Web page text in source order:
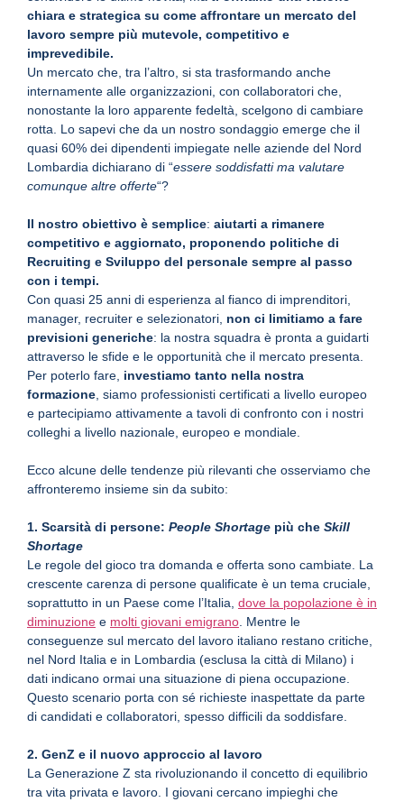
chiara e strategica su come affrontare un mercato del
lavoro sempre più mutevole, competitivo e
imprevedibile.
Un mercato che, tra l’altro, si sta trasformando anche
internamente alle organizzazioni, con collaboratori che,
nonostante la loro apparente fedeltà, scelgono di cambiare
rotta. Lo sapevi che da un nostro sondaggio emerge che il
quasi 60% dei dipendenti impiegate nelle aziende del Nord
Lombardia dichiarano di “essere soddisfatti ma valutare
comunque altre offerte“?
Il nostro obiettivo è semplice: aiutarti a rimanere
competitivo e aggiornato, proponendo politiche di
Recruiting e Sviluppo del personale sempre al passo
con i tempi.
Con quasi 25 anni di esperienza al fianco di imprenditori,
manager, recruiter e selezionatori, non ci limitiamo a fare
previsioni generiche: la nostra squadra è pronta a guidarti
attraverso le sfide e le opportunità che il mercato presenta.
Per poterlo fare, investiamo tanto nella nostra
formazione , siamo professionisti certificati a livello europeo
e partecipiamo attivamente a tavoli di confronto con i nostri
colleghi a livello nazionale, europeo e mondiale.
Ecco alcune delle tendenze più rilevanti che osserviamo che
affronteremo insieme sin da subito:
1. Scarsità di persone: People Shortage più che Skill
Shortage
Le regole del gioco tra domanda e offerta sono cambiate. La
crescente carenza di persone qualificate è un tema cruciale,
soprattutto in un Paese come l’Italia, dove la popolazione è in
diminuzione e molti giovani emigrano . Mentre le
conseguenze sul mercato del lavoro italiano restano critiche,
nel Nord Italia e in Lombardia (esclusa la città di Milano) i
dati indicano ormai una situazione di piena occupazione.
Questo scenario porta con sé richieste inaspettate da parte
di candidati e collaboratori, spesso difficili da soddisfare.
2. GenZ e il nuovo approccio al lavoro
La Generazione Z sta rivoluzionando il concetto di equilibrio
tra vita privata e lavoro. I giovani cercano impieghi che